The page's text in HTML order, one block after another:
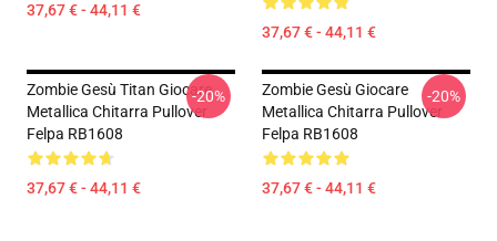
37,67 € - 44,11 €
37,67 € - 44,11 €
Zombie Gesù Titan Giocare
Metallica Chitarra Pullover
Felpa RB1608
37,67 € - 44,11 €
-20%
Zombie Gesù Giocare
Metallica Chitarra Pullover
Felpa RB1608
37,67 € - 44,11 €
-20%